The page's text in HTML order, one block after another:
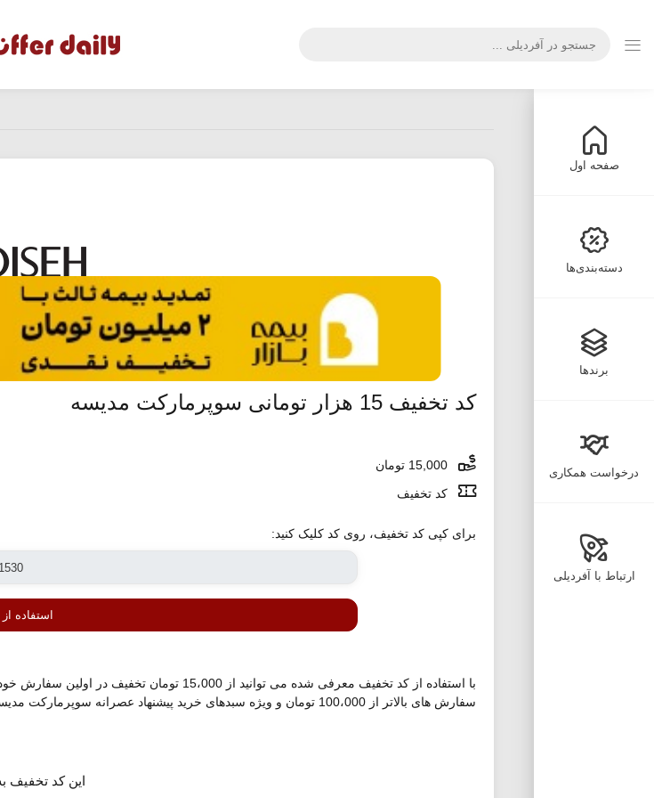
صفحه اول
دسته‌بندی‌ها
برندها
درخواست همکاری
ارتباط با آفردیلی
کد تخفیف 15 هزار تومانی سوپرمارکت مدیسه
کد تخفیف
برای کپی کد تخفیف، روی کد کلیک کنید:
استفاده
با استفاده از کد تخفیف معرفی شده می توانید
سفارش های بالاتر از 100،000 تومان و ویژه سبدهای خرید پیشنهاد عصرانه سوپرمارکت مدیسه می باشد.
این کد تخفیف